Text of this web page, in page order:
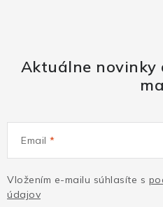
Aktuálne novinky
Email
Vložením e-mailu súhlasíte s
údajov